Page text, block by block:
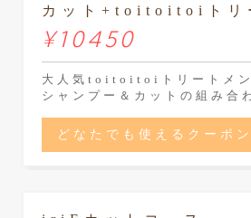
カット+toitoitoiトリ
¥10450
大人気toitoitoiトリートメン
シャンプー＆カットの組み合
どなたでも使えるクーポン